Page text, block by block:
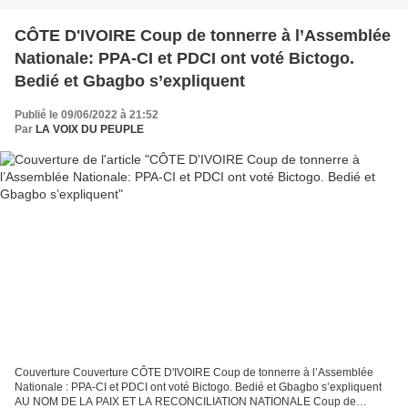
CÔTE D'IVOIRE Coup de tonnerre à l’Assemblée
Nationale: PPA-CI et PDCI ont voté Bictogo.
Bedié et Gbagbo s’expliquent
Publié le 09/06/2022 à 21:52
Par LA VOIX DU PEUPLE
Couverture Couverture CÔTE D'IVOIRE Coup de tonnerre à l’Assemblée
Nationale : PPA-CI et PDCI ont voté Bictogo. Bedié et Gbagbo s’expliquent
AU NOM DE LA PAIX ET LA RECONCILIATION NATIONALE Coup de